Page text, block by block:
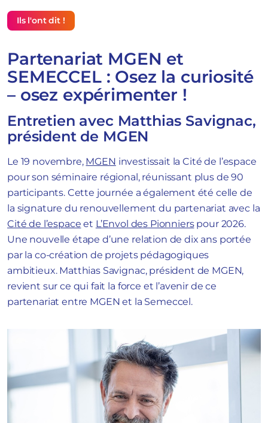
Ils l'ont dit !
Partenariat MGEN et
SEMECCEL : Osez la curiosité
– osez expérimenter !
Entretien avec Matthias Savignac,
président de MGEN
Le 19 novembre, MGEN investissait la Cité de l’espace
pour son séminaire régional, réunissant plus de 90
participants. Cette journée a également été celle de
la signature du renouvellement du partenariat avec la
Cité de l’espace et L’Envol des Pionnierspour 2026.
Une nouvelle étape d’une relation de dix ans portée
par la co-création de projets pédagogiques
ambitieux. Matthias Savignac, président de MGEN,
revient sur ce qui fait la force et l’avenir de ce
partenariat entre MGEN et la Semeccel.